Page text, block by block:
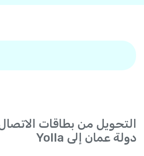
التحويل من بطاقات
دولة عمان إلى Yolla